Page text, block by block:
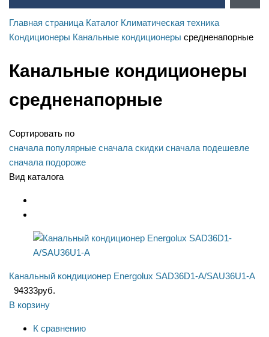
Главная страница Каталог Климатическая техника
Кондиционеры Канальные кондиционеры средненапорные
Канальные кондиционеры
средненапорные
Сортировать по
сначала популярные сначала скидки сначала подешевле
сначала подороже
Вид каталога
Канальный кондиционер Energolux SAD36D1-A/SAU36U1-A
94333руб.
В корзину
К сравнению